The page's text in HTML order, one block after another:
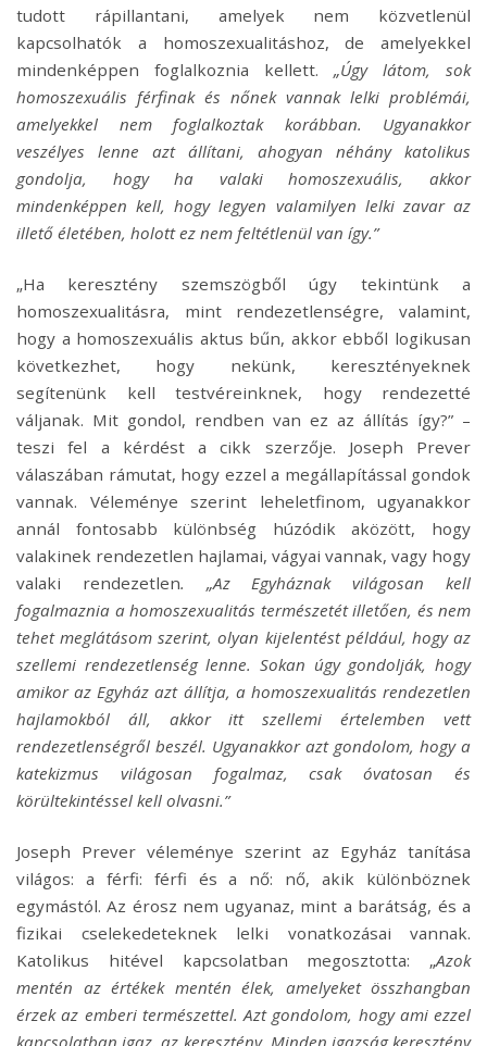
tudott rápillantani, amelyek nem közvetlenül
kapcsolhatók a homoszexualitáshoz, de amelyekkel
mindenképpen foglalkoznia kellett. „Úgy látom, sok
homoszexuális férfinak és nőnek vannak lelki problémái,
amelyekkel nem foglalkoztak korábban. Ugyanakkor
veszélyes lenne azt állítani, ahogyan néhány katolikus
gondolja, hogy ha valaki homoszexuális, akkor
mindenképpen kell, hogy legyen valamilyen lelki zavar az
illető életében, holott ez nem feltétlenül van így.”
„Ha keresztény szemszögből úgy tekintünk a
homoszexualitásra, mint rendezetlenségre, valamint,
hogy a homoszexuális aktus bűn, akkor ebből logikusan
következhet, hogy nekünk, keresztényeknek
segítenünk kell testvéreinknek, hogy rendezetté
váljanak. Mit gondol, rendben van ez az állítás így?” –
teszi fel a kérdést a cikk szerzője. Joseph Prever
válaszában rámutat, hogy ezzel a megállapítással gondok
vannak. Véleménye szerint leheletfinom, ugyanakkor
annál fontosabb különbség húzódik aközött, hogy
valakinek rendezetlen hajlamai, vágyai vannak, vagy hogy
valaki rendezetlen. „Az Egyháznak világosan kell
fogalmaznia a homoszexualitás természetét illetően, és nem
tehet meglátásom szerint, olyan kijelentést például, hogy az
szellemi rendezetlenség lenne. Sokan úgy gondolják, hogy
amikor az Egyház azt állítja, a homoszexualitás rendezetlen
hajlamokból áll, akkor itt szellemi értelemben vett
rendezetlenségről beszél. Ugyanakkor azt gondolom, hogy a
katekizmus világosan fogalmaz, csak óvatosan és
körültekintéssel kell olvasni.”
Joseph Prever véleménye szerint az Egyház tanítása
világos: a férfi: férfi és a nő: nő, akik különböznek
egymástól. Az érosz nem ugyanaz, mint a barátság, és a
fizikai cselekedeteknek lelki vonatkozásai vannak.
Katolikus hitével kapcsolatban megosztotta: „Azok
mentén az értékek mentén élek, amelyeket összhangban
érzek az emberi természettel. Azt gondolom, hogy ami ezzel
kapcsolatban igaz, az keresztény. Minden igazság keresztény